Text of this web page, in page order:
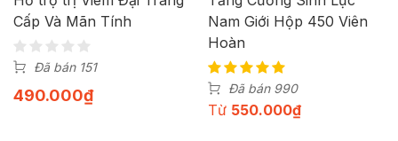
Cấp Và Mãn Tính
Đã bán 151
490.000₫
Nam Giới Hộp 450 Viên
Hoàn
Đã bán 990
Từ 550.000₫